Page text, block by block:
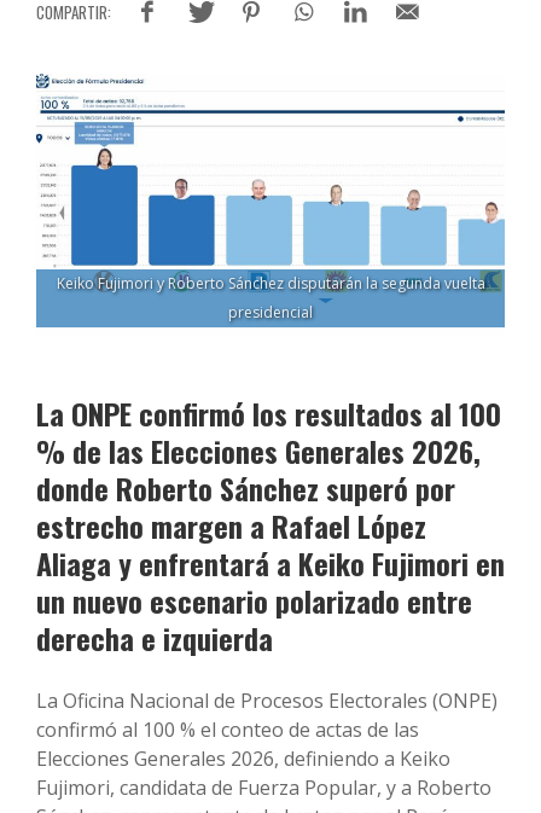
Keiko Fujimori y Roberto Sánchez disputarán la segunda vuelta
presidencial
La ONPE confirmó los resultados al 100
% de las Elecciones Generales 2026,
donde Roberto Sánchez superó por
estrecho margen a Rafael López
Aliaga y enfrentará a Keiko Fujimori en
un nuevo escenario polarizado entre
derecha e izquierda
La Oficina Nacional de Procesos Electorales (ONPE)
confirmó al 100 % el conteo de actas de las
Elecciones Generales 2026, definiendo a Keiko
Fujimori, candidata de Fuerza Popular, y a Roberto